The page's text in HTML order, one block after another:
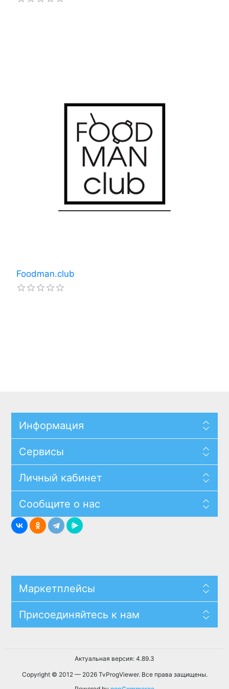
Foodman.club
Информация
Сервисы
Личный кабинет
Сообщите о нас
Маркетплейсы
Присоединяйтесь к нам
Актуальная версия: 4.89.3
Copyright © 2012 — 2026 TvProgViewer. Все права защищены.